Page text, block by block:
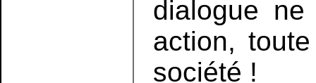
dialogue
action,
société !